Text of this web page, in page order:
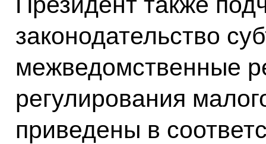
законодательство
межведомственные
регулирования
приведены в